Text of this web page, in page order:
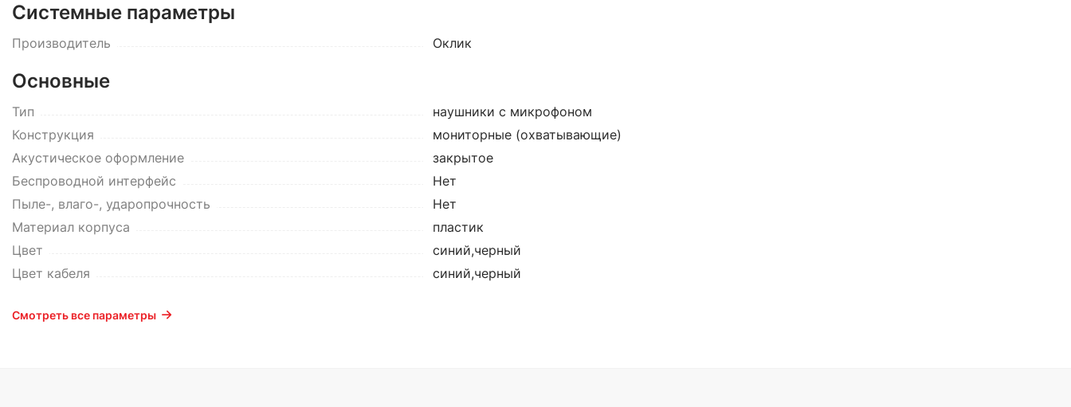
Системные параметры
Производитель Оклик
Основные
Тип
наушники с микрофоном
Конструкция
мониторные (охватывающие)
Акустическое оформление
закрытое
Беспроводной интерфейс
Нет
Пыле-, влаго-, ударопрочность
Нет
Материал корпуса
пластик
Цвет
синий,черный
Цвет кабеля
синий,черный
Смотреть все параметры